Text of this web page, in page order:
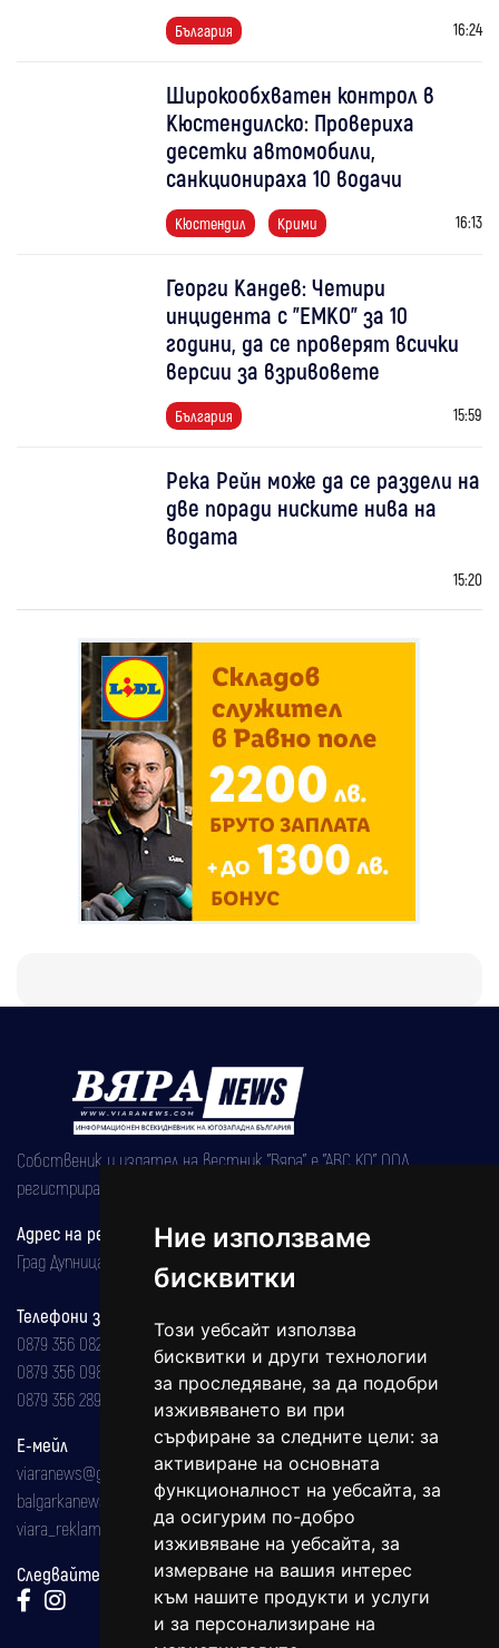
Ние използваме
бисквитки
Този уебсайт използва
бисквитки и други технологии
за проследяване, за да подобри
изживяването ви при
сърфиране за следните цели: за
активиране на основната
функционалност на уебсайта, за
да осигурим по-добро
изживяване на уебсайта, за
измерване на вашия интерес
към нашите продукти и услуги
и за персонализиране на
България 16:24
Широкообхватен контрол в
Кюстендилско: Провериха
десетки автомобили,
санкционираха 10 водачи
Кюстендил Крими 16:13
Георги Кандев: Четири
инцидента с "ЕМКО" за 10
години, да се проверят всички
версии за взривовете
България 15:59
Река Рейн може да се раздели на
две поради ниските нива на
водата
15:20
Собственик и издател на вестник "Вяра" е "АВС КО" ООД,
регистрирана на 08.05.2002 година.
Адрес на редакцията
Град Дупница, ул.''Христо Ботев" 43
Телефони за реклама и абонаменти
0879 356 082
0879 356 098
0879 356 289
Е-мейл
viaranews@gmail.com
balgarkanews@gmail.com
viara_reklama@mail.bg
Следвайте ни: